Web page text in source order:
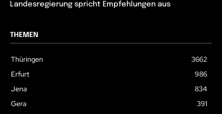
Landesregierung spricht Empfehlungen aus
THEMEN
Thüringen
3662
Erfurt
986
Jena
834
Gera
391